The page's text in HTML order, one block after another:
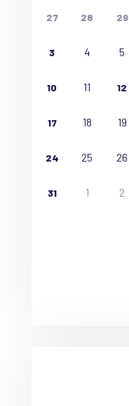
27 28 29
3 4 5
10 11 12
17 18 19
24 25 26
31 1 2